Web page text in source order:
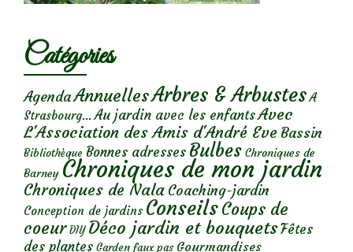
Catégories
AgendaAnnuellesArbres & Arbustes A
Strasbourg... Au jardin avec les enfantsAvec
L'Association des Amis d'André Eve Bassin
Bibliothèque Bonnes adresses Bulbes Chroniques de
Barney Chroniques de mon jardin
Chroniques de Nala Coaching-jardin
Conception de jardins ConseilsCoups de
coeur DIY Déco jardin et bouquetsFêtes
des plantes Garden faux pas Gourmandises